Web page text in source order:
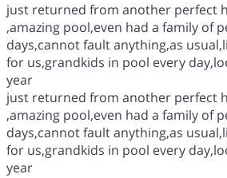
just returned from another perfect
,amazing pool,even had a family of
days,cannot fault anything,as
for us,grandkids in pool every
year
just returned from another perfect
,amazing pool,even had a family of
days,cannot fault anything,as
for us,grandkids in pool every
year